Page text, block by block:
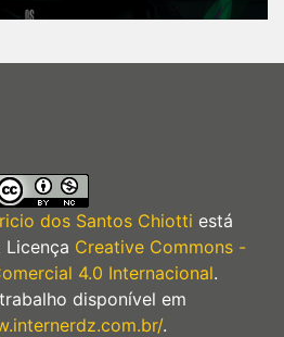
dos Santos Chiotti está
Licença Creative Commons -
4.0 Internacional.
disponível em
.